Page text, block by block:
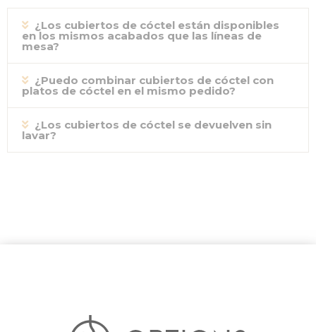
¿Los cubiertos de cóctel están disponibles
en los mismos acabados que las líneas de
mesa?
¿Puedo combinar cubiertos de cóctel con
platos de cóctel en el mismo pedido?
¿Los cubiertos de cóctel se devuelven sin
lavar?